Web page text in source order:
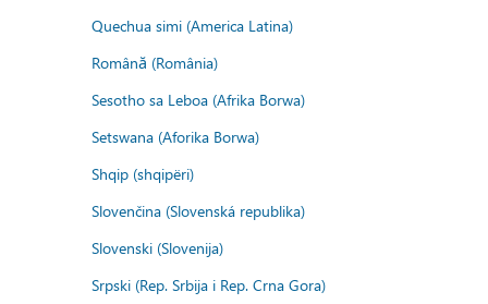
Quechua simi (America Latina)
Română (România)
Sesotho sa Leboa (Afrika Borwa)
Setswana (Aforika Borwa)
Shqip (shqipëri)
Slovenčina (Slovenská republika)
Slovenski (Slovenija)
Srpski (Rep. Srbija i Rep. Crna Gora)